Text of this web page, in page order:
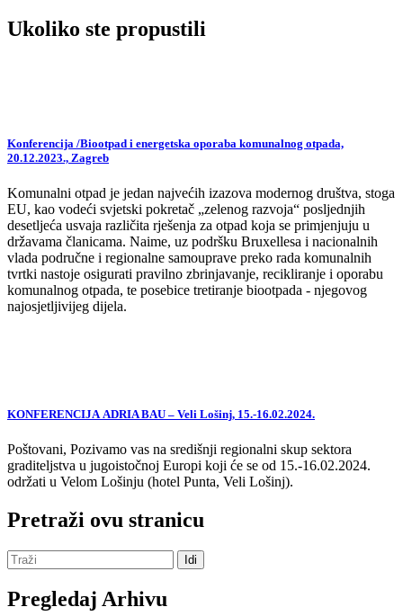
Ukoliko ste propustili
Konferencija /Biootpad i energetska oporaba komunalnog otpada,
20.12.2023., Zagreb
Komunalni otpad je jedan najvećih izazova modernog društva, stoga
EU, kao vodeći svjetski pokretač „zelenog razvoja“ posljednjih
desetljeća usvaja različita rješenja za otpad koja se primjenjuju u
državama članicama. Naime, uz podršku Bruxellesa i nacionalnih
vlada područne i regionalne samouprave preko rada komunalnih
tvrtki nastoje osigurati pravilno zbrinjavanje, recikliranje i oporabu
komunalnog otpada, te posebice tretiranje biootpada - njegovog
najosjetljivijeg dijela.
KONFERENCIJA ADRIA BAU – Veli Lošinj, 15.-16.02.2024.
Poštovani, Pozivamo vas na središnji regionalni skup sektora
graditeljstva u jugoistočnoj Europi koji će se od 15.-16.02.2024.
održati u Velom Lošinju (hotel Punta, Veli Lošinj).
Pretraži ovu stranicu
Pregledaj Arhivu